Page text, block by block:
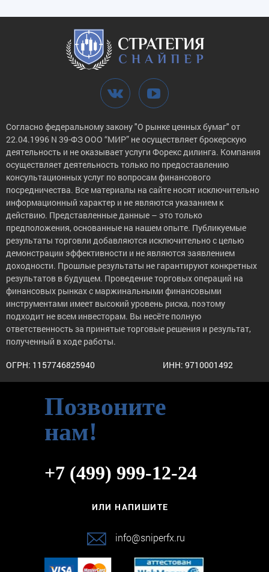
Согласно федеральному закону "О рынке ценных бумаг" от
22.04.1996 N 39-ФЗ ООО “МИР” не осуществляет брокерскую
деятельность и не оказывает услуги Форекс дилинга. Компания
осуществляет деятельность только по предоставлению
консультационных услуг по вопросам финансового
посредничества. Все материалы на сайте носят исключительно
информационный характер и не являются указанием к
действию. Представленные данные – это только
предположения, основанные на нашем опыте. Публикуемые
результаты торговли добавляются исключительно с целью
демонстрации эффективности и не являются заявлением
доходности. Прошлые результаты не гарантируют конкретных
результатов в будущем. Проведение торговых операций на
финансовых рынках с маржинальными финансовыми
инструментами имеет высокий уровень риска, поэтому
подходит не всем инвесторам. Вы несёте полную
ответственность за принятые торговые решения и результат,
полученный в ходе работы.
ОГРН: 1157746825940 ИНН: 9710001492
Позвоните
нам!
+7 (499) 999-12-24
ИЛИ НАПИШИТЕ
info@sniperfx.ru